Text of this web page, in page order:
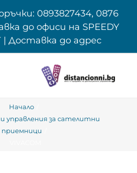
0893827434, 0876
до офиси на SPEEDY
Доставка до адрес
Начало
управления за сателитни
приемници